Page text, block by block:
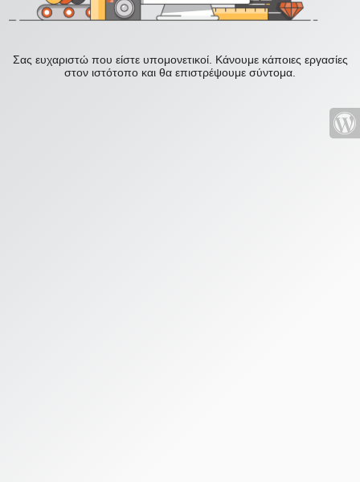
Σας ευχαριστώ που είστε υπομονετικοί. Κάνουμε κάποιες εργασίες
στον ιστότοπο και θα επιστρέψουμε σύντομα.